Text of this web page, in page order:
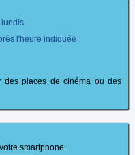
lundis
l'heure indiquée
des places de cinéma ou des
smartphone.